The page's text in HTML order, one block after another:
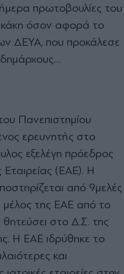
πρωτοβουλίες του
όσον αφορά το
∆ΕΥΑ, που προκάλεσε
Πανεπιστηµίου
ερευνητής στο
εξελέγη πρόεδρος
Εταιρείας (ΕΑΕ). Η
από 9µελές
µέλος της ΕΑΕ από το
θητεύσει στο ∆.Σ. της
Η ΕΑΕ ιδρύθηκε το
και